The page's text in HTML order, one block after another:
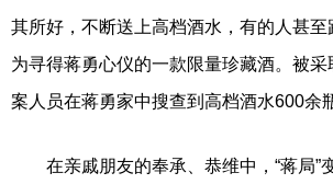
其所好，不断送上高档酒水，有的人甚至
为寻得蒋勇心仪的一款限量珍藏酒。被
案人员在蒋勇家中搜查到高档酒水600余
在亲戚朋友的奉承、恭维中，“蒋局”变